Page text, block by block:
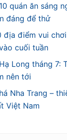
quán ăn sáng
đáng để thử
địa điểm vui
cuối tuần
Long tháng 7:
nên tới
Nha Trang –
Việt Nam